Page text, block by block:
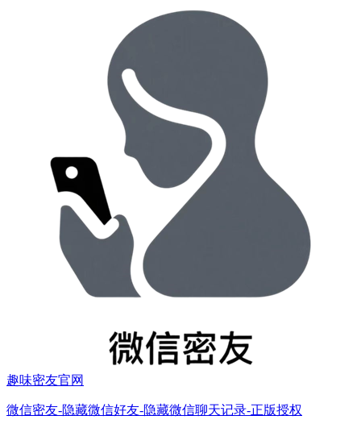
趣味密友官网
微信密友-隐藏微信好友-隐藏微信聊天记录-正版授权